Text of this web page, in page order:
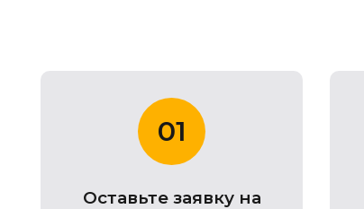
01
Оставьте заявку на